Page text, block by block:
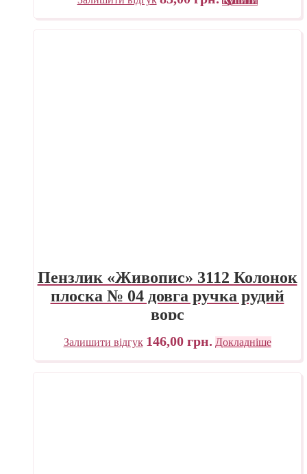
Пензлик «Живопис» 3112 Колонок
плоска № 04 довга ручка рудий
ворс
Залишити відгук 146,00 грн. Докладніше